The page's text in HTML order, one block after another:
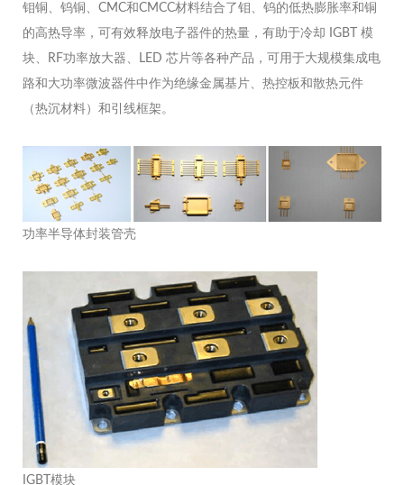
钼铜、钨铜、CMC和CMCC材料结合了钼、钨的低热膨胀率和铜
的高热导率，可有效释放电子器件的热量，有助于冷却 IGBT 模
块、RF功率放大器、LED 芯片等各种产品，可用于大规模集成电
路和大功率微波器件中作为绝缘金属基片、热控板和散热元件
（热沉材料）和引线框架。
功率半导体封装管壳
IGBT模块